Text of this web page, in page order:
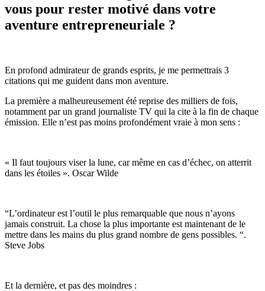
vous pour rester motivé dans votre
aventure entrepreneuriale ?
En profond admirateur de grands esprits, je me permettrais 3
citations qui me guident dans mon aventure.
La première a malheureusement été reprise des milliers de fois,
notamment par un grand journaliste TV qui la cite à la fin de chaque
émission. Elle n’est pas moins profondément vraie à mon sens :
« Il faut toujours viser la lune, car même en cas d’échec, on atterrit
dans les étoiles ». Oscar Wilde
“L’ordinateur est l’outil le plus remarquable que nous n’ayons
jamais construit. La chose la plus importante est maintenant de le
mettre dans les mains du plus grand nombre de gens possibles. “.
Steve Jobs
Et la dernière, et pas des moindres :